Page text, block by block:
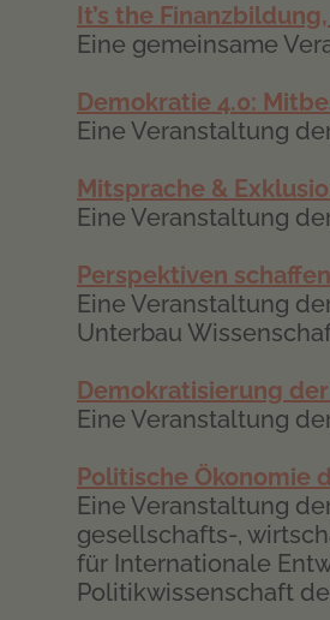
It’s the
Eine gemeinsame
Demokratie 4.0:
Eine Veranstaltung
Mitsprache &
Eine Veranstaltung
Perspektiven
Eine Veranstaltung
Unterbau
Demokratisierung
Eine Veranstaltung
Politische Ökonomie
Eine Veranstaltung
gesellschafts-,
für Internationale
Politikwissenschaft